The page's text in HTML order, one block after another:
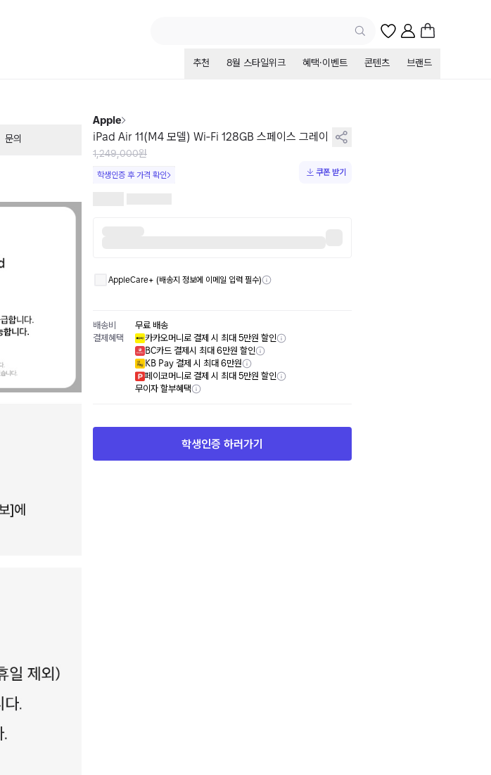
추천 8월 스타일위크 혜택·이벤트 콘텐츠 브랜드
문의
Apple
iPad Air 11(M4 모델) Wi‑Fi 128GB 스페이스 그레이
1,249,000원
학생인증 후 가격 확인 쿠폰 받기
AppleCare+ (배송지 정보에 이메일 입력 필수)
배송비
무료 배송
결제혜택
카카오머니로 결제 시 최대 5만원 할인
BC카드 결제시 최대 6만원 할인
KB Pay 결제 시 최대 6만원
페이코머니로 결제 시 최대 5만원 할인
무이자 할부혜택
학생인증 하러가기